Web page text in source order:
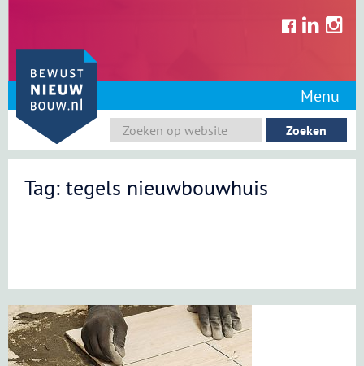
content
Menu
Tag: tegels nieuwbouwhuis